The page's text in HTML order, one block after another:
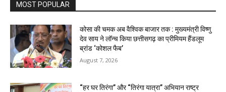
MOST POPULAR
कोसा की चमक अब वैश्विक बाजार तक : मुख्यमंत्री विष्णु
देव साय ने लॉन्च किया छत्तीसगढ़ का प्रीमियम हैंडलूम
ब्रांड ‘कोशल फैब’
August 7, 2026
“हर घर तिरंगा” और “तिरंगा यात्रा” अभियान राष्ट्र